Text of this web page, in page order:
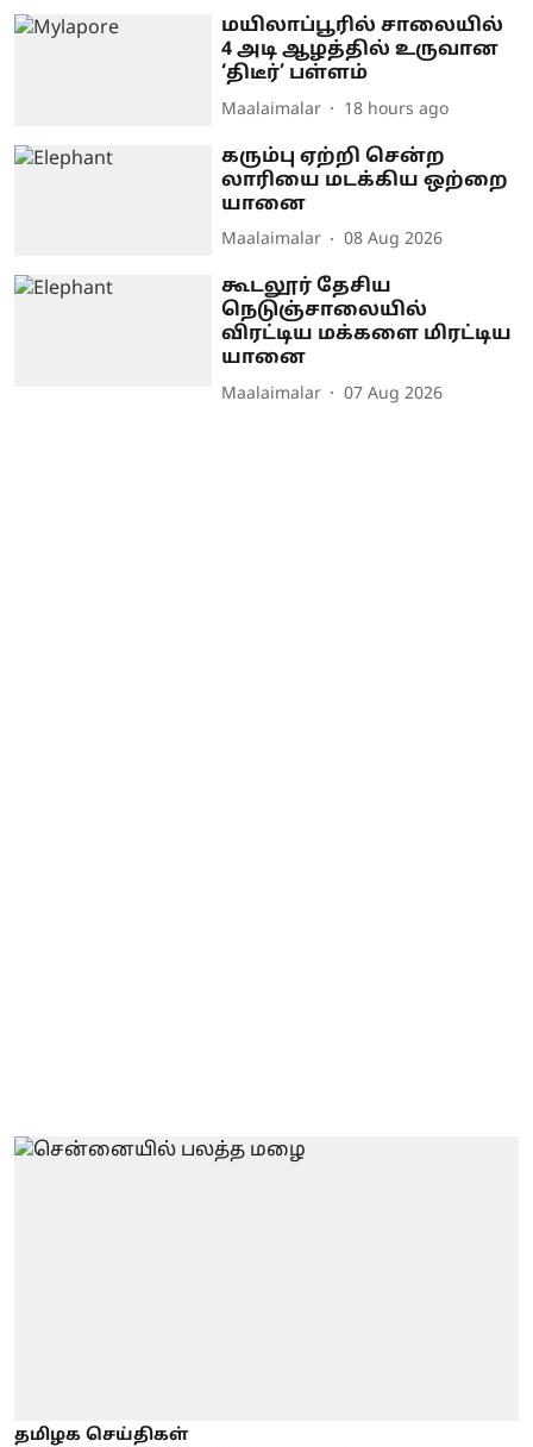
மயிலாப்பூரில் சாலையில்
4 அடி ஆழத்தில் உருவான
‘திடீர்’ பள்ளம்
Maalaimalar 18 hours ago
கரும்பு ஏற்றி சென்ற
லாரியை மடக்கிய ஒற்றை
யானை
Maalaimalar 08 Aug 2026
கூடலூர் தேசிய
நெடுஞ்சாலையில்
விரட்டிய மக்களை மிரட்டிய
யானை
Maalaimalar 07 Aug 2026
தமிழக செய்திகள்